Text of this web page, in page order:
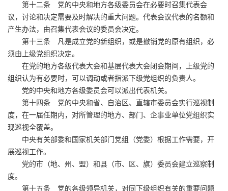
第十二条 党的中央和地方各级委员会在必要时召集代表会
议，讨论和决定需要及时解决的重大问题。代表会议代表的名额和
产生办法，由召集代表会议的委员会决定。
第十三条 凡是成立党的新组织，或是撤销党的原有组织，必
须由上级党组织决定。
在党的地方各级代表大会和基层代表大会闭会期间，上级党的
组织认为有必要时，可以调动或者指派下级党组织的负责人。
党的中央和地方各级委员会可以派出代表机关。
第十四条 党的中央和省、自治区、直辖市委员会实行巡视制
度，在一届任期内，对所管理的地方、部门、企事业单位党组织实
现巡视全覆盖。
中央有关部委和国家机关部门党组（党委）根据工作需要，开
展巡视工作。
党的市（地、州、盟）和县（市、区、旗）委员会建立巡察制
度。
第十五条 党的各级领导机关，对同下级组织有关的重要问题